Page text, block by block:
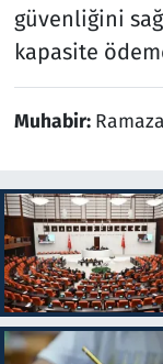
güvenliğini
kapasite
Muhabir: